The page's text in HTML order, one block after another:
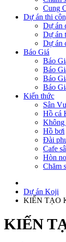
Cung
Dự án thi
Dự án
Dự án
Dự án
Báo Giá
Báo
Báo
Báo
Báo
Kiến thức
Sân
Hồ cá
Không
Hồ bơi
Đài
Cafe
Hòn
Chăm
Dự án Koji
KIẾN TẠO
KIẾN